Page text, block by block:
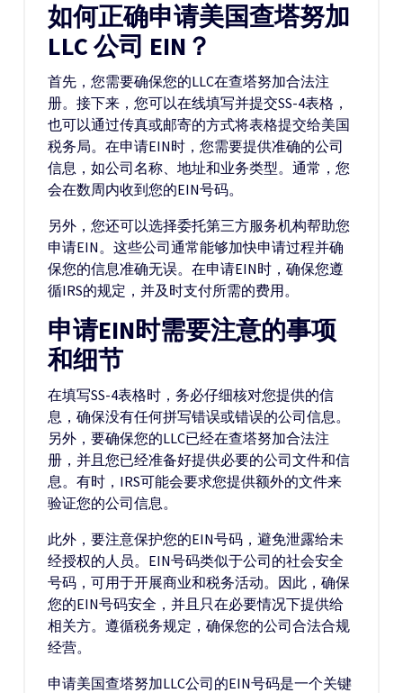
如何正确申请美国查塔努加
LLC 公司 EIN？
首先，您需要确保您的LLC在查塔努加合法注
册。接下来，您可以在线填写并提交SS-4表格，
也可以通过传真或邮寄的方式将表格提交给美国
税务局。在申请EIN时，您需要提供准确的公司
信息，如公司名称、地址和业务类型。通常，您
会在数周内收到您的EIN号码。
另外，您还可以选择委托第三方服务机构帮助您
申请EIN。这些公司通常能够加快申请过程并确
保您的信息准确无误。在申请EIN时，确保您遵
循IRS的规定，并及时支付所需的费用。
申请EIN时需要注意的事项
和细节
在填写SS-4表格时，务必仔细核对您提供的信
息，确保没有任何拼写错误或错误的公司信息。
另外，要确保您的LLC已经在查塔努加合法注
册，并且您已经准备好提供必要的公司文件和信
息。有时，IRS可能会要求您提供额外的文件来
验证您的公司信息。
此外，要注意保护您的EIN号码，避免泄露给未
经授权的人员。EIN号码类似于公司的社会安全
号码，可用于开展商业和税务活动。因此，确保
您的EIN号码安全，并且只在必要情况下提供给
相关方。遵循税务规定，确保您的公司合法合规
经营。
申请美国查塔努加LLC公司的EIN号码是一个关键